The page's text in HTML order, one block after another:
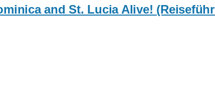
and St. Lucia Alive!